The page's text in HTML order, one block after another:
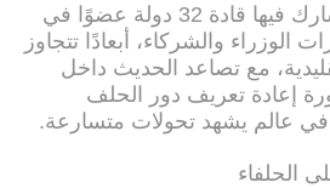
وتحمل القمة، التي يشارك فيها قادة 32 دولة عضوًا في
والشركاء، أبعادًا تتجاوز
مع تصاعد الحديث داخل
إعادة تعريف دور الحلف
في عالم يشهد تحولات متسارعة.
الحلفاء